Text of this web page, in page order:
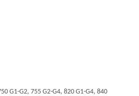
G1-G2, 755 G2-G4, 820 G1-G4, 840